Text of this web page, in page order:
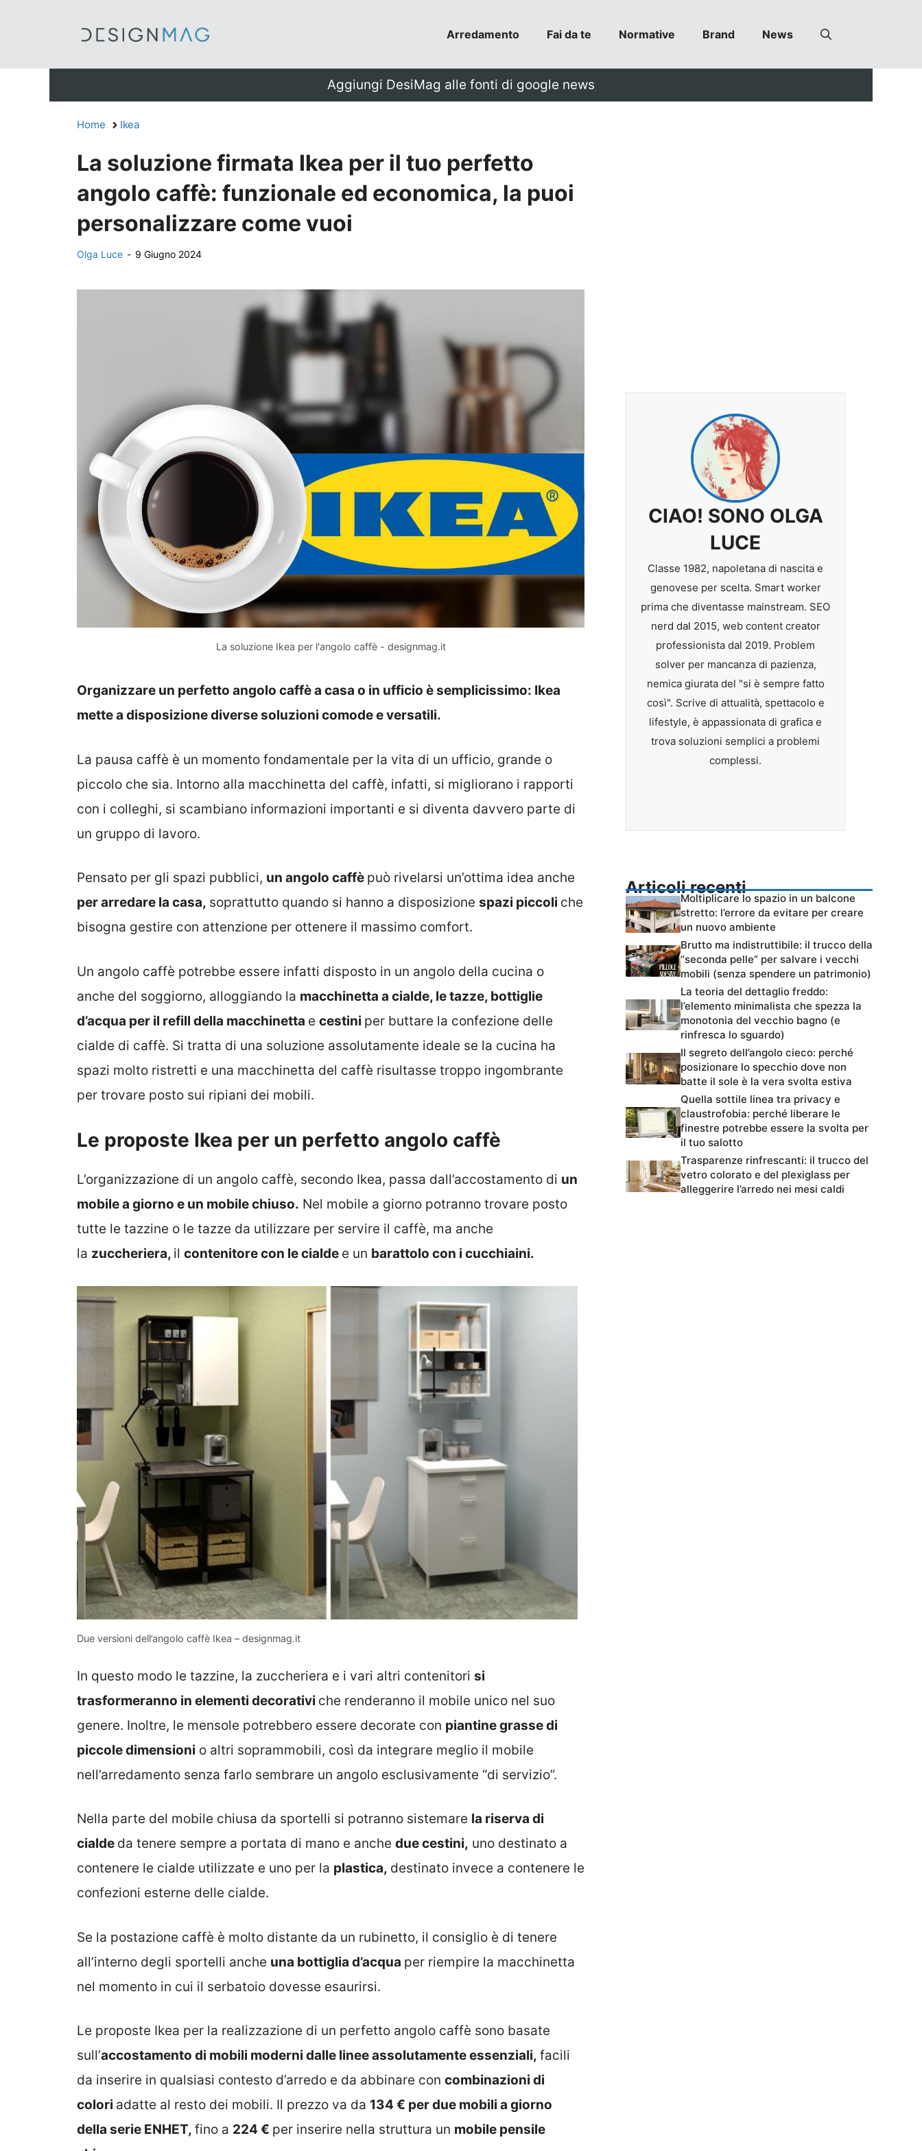
Arredamento Fai da te Normative Brand News
Aggiungi DesiMag alle fonti di google news
Home Ikea
La soluzione firmata Ikea per il tuo perfetto
angolo caffè: funzionale ed economica, la puoi
personalizzare come vuoi
Olga Luce - 9 Giugno 2024
La soluzione Ikea per l'angolo caffè - designmag.it
Organizzare un perfetto angolo caffè a casa o in ufficio è semplicissimo: Ikea
mette a disposizione diverse soluzioni comode e versatili.
La pausa caffè è un momento fondamentale per la vita di un ufficio, grande o
piccolo che sia. Intorno alla macchinetta del caffè, infatti, si migliorano i rapporti
con i colleghi, si scambiano informazioni importanti e si diventa davvero parte di
un gruppo di lavoro.
Pensato per gli spazi pubblici, un angolo caffè può rivelarsi un’ottima idea anche
per arredare la casa, soprattutto quando si hanno a disposizione spazi piccoli che
bisogna gestire con attenzione per ottenere il massimo comfort.
Un angolo caffè potrebbe essere infatti disposto in un angolo della cucina o
anche del soggiorno, alloggiando la macchinetta a cialde, le tazze, bottiglie
d’acqua per il refill della macchinetta e cestini per buttare la confezione delle
cialde di caffè. Si tratta di una soluzione assolutamente ideale se la cucina ha
spazi molto ristretti e una macchinetta del caffè risultasse troppo ingombrante
per trovare posto sui ripiani dei mobili.
Le proposte Ikea per un perfetto angolo caffè
L’organizzazione di un angolo caffè, secondo Ikea, passa dall’accostamento di un
mobile a giorno e un mobile chiuso. Nel mobile a giorno potranno trovare posto
tutte le tazzine o le tazze da utilizzare per servire il caffè, ma anche
la zuccheriera, il contenitore con le cialde e un barattolo con i cucchiaini.
Due versioni dell’angolo caffè Ikea – designmag.it
In questo modo le tazzine, la zuccheriera e i vari altri contenitori si
trasformeranno in elementi decorativi che renderanno il mobile unico nel suo
genere. Inoltre, le mensole potrebbero essere decorate con piantine grasse di
piccole dimensioni o altri soprammobili, così da integrare meglio il mobile
nell’arredamento senza farlo sembrare un angolo esclusivamente “di servizio”.
Nella parte del mobile chiusa da sportelli si potranno sistemare la riserva di
cialde da tenere sempre a portata di mano e anche due cestini, uno destinato a
contenere le cialde utilizzate e uno per la plastica, destinato invece a contenere le
confezioni esterne delle cialde.
Se la postazione caffè è molto distante da un rubinetto, il consiglio è di tenere
all’interno degli sportelli anche una bottiglia d’acqua per riempire la macchinetta
nel momento in cui il serbatoio dovesse esaurirsi.
Le proposte Ikea per la realizzazione di un perfetto angolo caffè sono basate
sull’accostamento di mobili moderni dalle linee assolutamente essenziali, facili
da inserire in qualsiasi contesto d’arredo e da abbinare con combinazioni di
colori adatte al resto dei mobili. Il prezzo va da 134 € per due mobili a giorno
della serie ENHET, fino a 224 € per inserire nella struttura un mobile pensile
CIAO! SONO OLGA
LUCE
Classe 1982, napoletana di nascita e
genovese per scelta. Smart worker
prima che diventasse mainstream. SEO
nerd dal 2015, web content creator
professionista dal 2019. Problem
solver per mancanza di pazienza,
nemica giurata del "si è sempre fatto
così". Scrive di attualità, spettacolo e
lifestyle, è appassionata di grafica e
trova soluzioni semplici a problemi
complessi.
Articoli recenti
Moltiplicare lo spazio in un balcone
stretto: l’errore da evitare per creare
un nuovo ambiente
Brutto ma indistruttibile: il trucco della
“seconda pelle” per salvare i vecchi
mobili (senza spendere un patrimonio)
La teoria del dettaglio freddo:
l’elemento minimalista che spezza la
monotonia del vecchio bagno (e
rinfresca lo sguardo)
Il segreto dell’angolo cieco: perché
posizionare lo specchio dove non
batte il sole è la vera svolta estiva
Quella sottile linea tra privacy e
claustrofobia: perché liberare le
finestre potrebbe essere la svolta per
il tuo salotto
Trasparenze rinfrescanti: il trucco del
vetro colorato e del plexiglass per
alleggerire l’arredo nei mesi caldi